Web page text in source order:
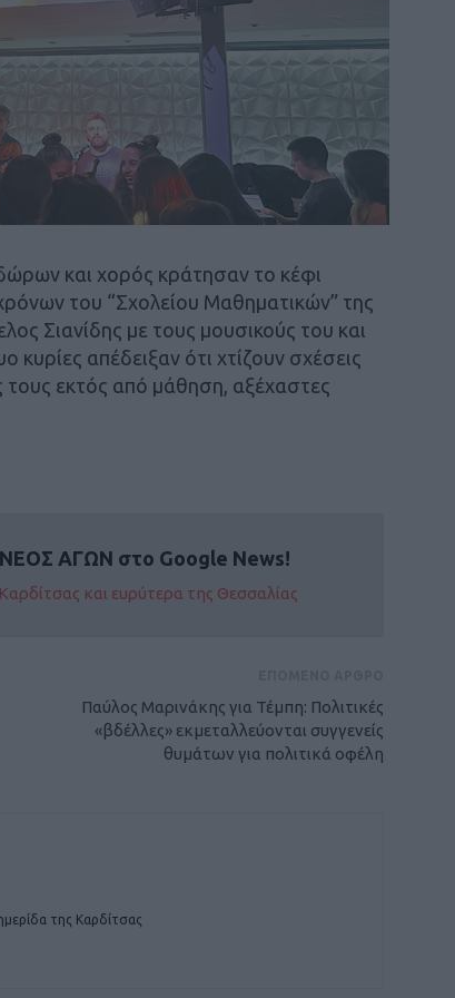
και χορός κράτησαν το κέφι
του “Σχολείου Μαθηματικών” της
Σιανίδης με τους μουσικούς του και
απέδειξαν ότι χτίζουν σχέσεις
εκτός από μάθηση, αξέχαστες
ΑΓΩΝ στο Google News!
και ευρύτερα της Θεσσαλίας
Παύλος Μαρινάκης για Τέμπη: Πολιτικές
«βδέλλες» εκμεταλλεύονται συγγενείς
θυμάτων για πολιτικά οφέλη
της Καρδίτσας